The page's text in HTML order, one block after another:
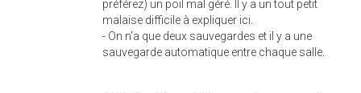
préférez) un poil mal géré. Il y a un tout petit
malaise difficile à expliquer ici.
- On n'a que deux sauvegardes et il y a une
sauvegarde automatique entre chaque salle.